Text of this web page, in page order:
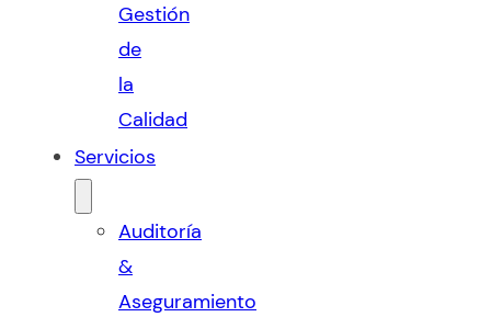
Gestión
de
la
Calidad
Servicios
Auditoría
&
Aseguramiento